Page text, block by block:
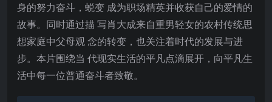
身的努力奋斗，蜕变 成为职场精英并收获自己的爱情的
故事。同时通过描 写肖大成来自重男轻女的农村传统思
想家庭中父母观 念的转变，也关注着时代的发展与进
步。本片围绕当 代现实生活的平凡点滴展开，向平凡生
活中每一位普通奋斗者致敬。